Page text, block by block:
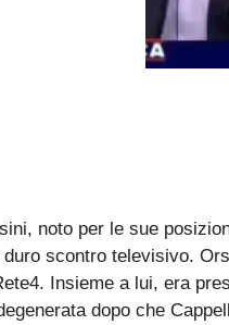
noto per le sue
scontro televisivo.
Insieme a lui, era
dopo che